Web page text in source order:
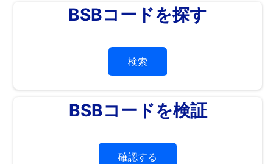
BSBコードを探す
検索
BSBコードを検証
確認する